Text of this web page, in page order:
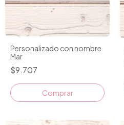
Personalizado con nombre
Mar
$9.707